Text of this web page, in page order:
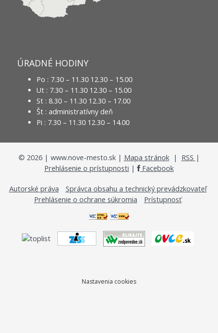
ÚRADNÉ HODINY
Po : 7.30 – 11.30 12.30 – 15.00
Ut : 7.30 – 11.30 12.30 – 15.00
St : 8.30 – 11.30 12.30 – 17.00
Št : administratívny deň
Pi : 7.30 – 11.30 12.30 – 14.00
© 2026| www.nove-mesto.sk | Mapa stránok| RSS |
Prehlásenie o prístupnosti | Facebook
Autorské práva
Správca obsahu a technický prevádzkovateľ
Prehlásenie o ochrane súkromia
Prístupnosť
Nastavenia cookies